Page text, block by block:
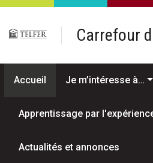
Passer au contenu principal
Carrefour
Accueil Je m’intéresse à…
Apprentissage par
Actualités et annonces